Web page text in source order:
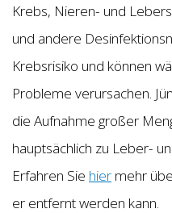
Krebs, Nieren- und
und andere
Krebsrisiko und können
Probleme verursachen.
die Aufnahme großer
hauptsächlich zu Leber-
Erfahren Sie hier mehr
er entfernt werden kann.